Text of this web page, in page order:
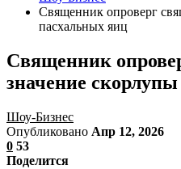
Священник опроверг
пасхальных яиц
Священник
значение
Шоу-Бизнес
Опубликовано Апр 12, 2026
0 53
Поделится